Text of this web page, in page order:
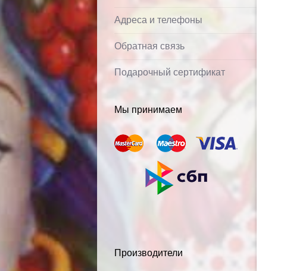
Адреса и телефоны
Обратная связь
Подарочный сертификат
Мы принимаем
Производители